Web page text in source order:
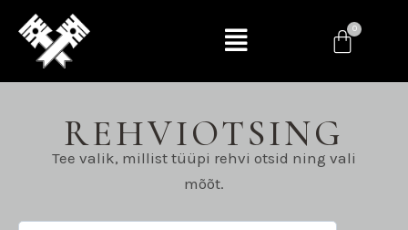
REHVIOTSING
Tee valik, millist tüüpi rehvi otsid ning vali
mõõt.